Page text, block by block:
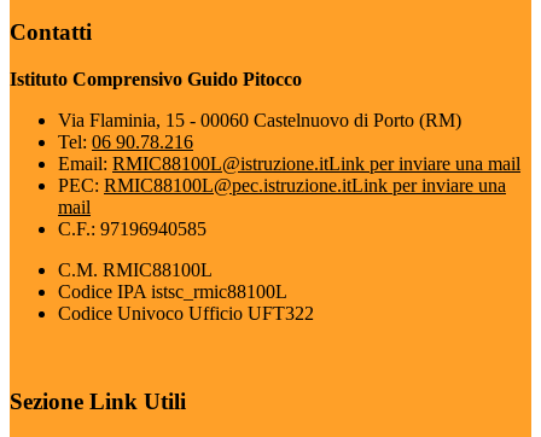
Contatti
Istituto Comprensivo Guido Pitocco
Via Flaminia, 15 - 00060 Castelnuovo di Porto (RM)
Tel: 06 90.78.216
Email: RMIC88100L@istruzione.itLink per inviare una mail
PEC: RMIC88100L@pec.istruzione.itLink per inviare una
mail
C.F.: 97196940585
C.M. RMIC88100L
Codice IPA istsc_rmic88100L
Codice Univoco Ufficio UFT322
Sezione Link Utili